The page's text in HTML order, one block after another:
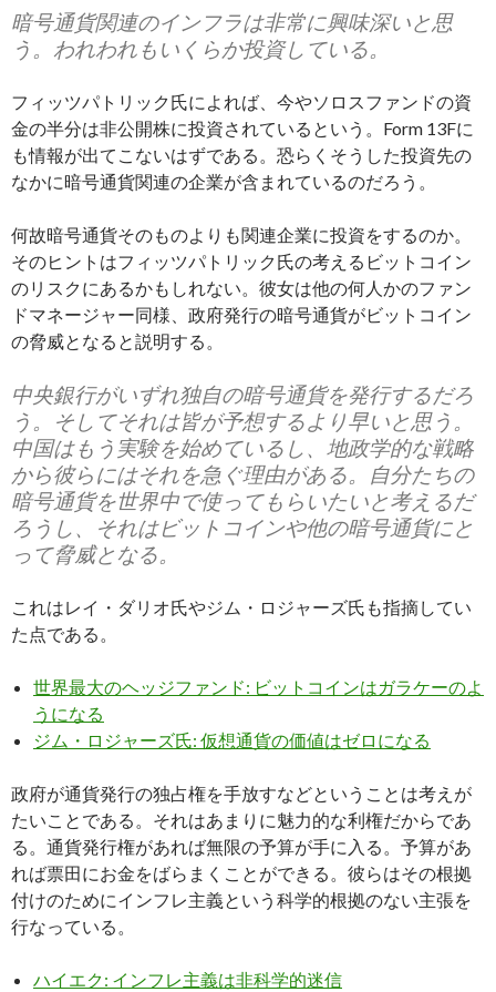
暗号通貨関連のインフラは非常に興味深いと思
う。われわれもいくらか投資している。
フィッツパトリック氏によれば、今やソロスファンドの資
金の半分は非公開株に投資されているという。Form 13Fに
も情報が出てこないはずである。恐らくそうした投資先の
なかに暗号通貨関連の企業が含まれているのだろう。
何故暗号通貨そのものよりも関連企業に投資をするのか。
そのヒントはフィッツパトリック氏の考えるビットコイン
のリスクにあるかもしれない。彼女は他の何人かのファン
ドマネージャー同様、政府発行の暗号通貨がビットコイン
の脅威となると説明する。
中央銀行がいずれ独自の暗号通貨を発行するだろ
う。そしてそれは皆が予想するより早いと思う。
中国はもう実験を始めているし、地政学的な戦略
から彼らにはそれを急ぐ理由がある。自分たちの
暗号通貨を世界中で使ってもらいたいと考えるだ
ろうし、それはビットコインや他の暗号通貨にと
って脅威となる。
これはレイ・ダリオ氏やジム・ロジャーズ氏も指摘してい
た点である。
世界最大のヘッジファンド: ビットコインはガラケーのよ
うになる
ジム・ロジャーズ氏: 仮想通貨の価値はゼロになる
政府が通貨発行の独占権を手放すなどということは考えが
たいことである。それはあまりに魅力的な利権だからであ
る。通貨発行権があれば無限の予算が手に入る。予算があ
れば票田にお金をばらまくことができる。彼らはその根拠
付けのためにインフレ主義という科学的根拠のない主張を
行なっている。
ハイエク: インフレ主義は非科学的迷信